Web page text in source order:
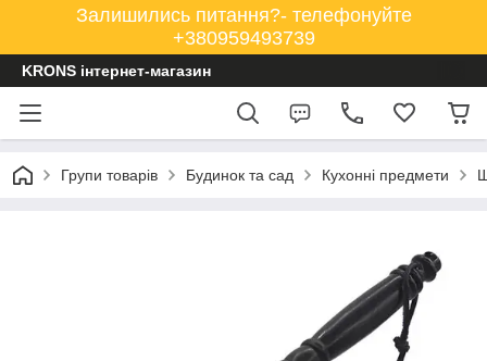
Залишились питання?- телефонуйте
+380959493739
KRONS інтернет-магазин
Групи товарів Будинок та сад Кухонні предмети